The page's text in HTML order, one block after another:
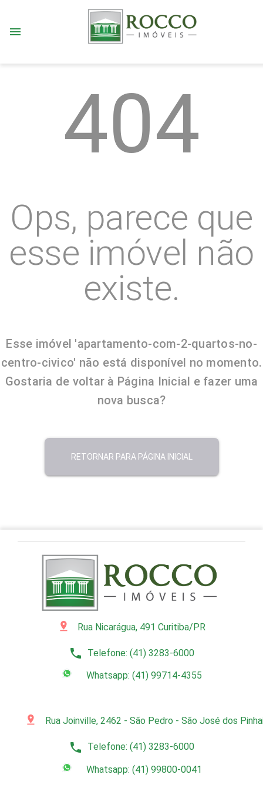
menu
pin_drop Rua Nicarágua, 491 Curitiba/PR
phone Telefone: (41) 3283-6000
Whatsapp: (41) 99714-4355
pin_drop Rua Joinville, 2462 - São Pedro - São José dos
phone Telefone: (41) 3283-6000
Whatsapp: (41) 99800-0041
404
Ops, parece que
esse imóvel não
existe.
Esse imóvel 'apartamento-com-2-quartos-no-
centro-civico' não está disponível no momento.
Gostaria de voltar à Página Inicial e fazer uma
nova busca?
RETORNAR PARA PÁGINA INICIAL